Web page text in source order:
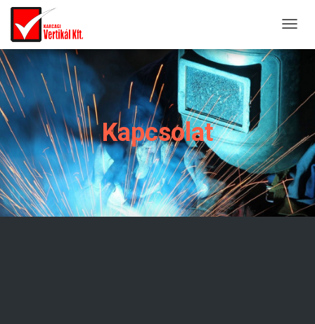
O
E
V
I
G
A
T
Kapcsolat